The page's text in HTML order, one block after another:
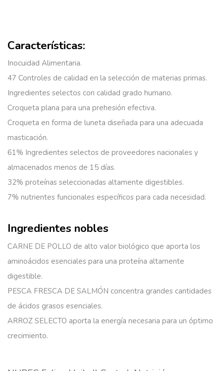
Características:
Inocuidad Alimentaria.
47 Controles de calidad en la selección de materias primas.
Ingredientes selectos con calidad grado humano.
Croqueta plana para una prehesión efectiva.
Croqueta en forma de luneta diseñada para una adecuada
masticación.
61% Ingredientes selectos de proveedores nacionales y
almacenados menos de 15 días.
32% proteínas seleccionadas altamente digestibles.
7% nutrientes funcionales específicos para cada necesidad.
Ingredientes nobles
CARNE DE POLLO de alto valor biológico que aporta los
aminoácidos esenciales para una proteína altamente
digestible.
PESCA FRESCA DE SALMÓN concentra grandes cantidades
de ácidos grasos esenciales.
ARROZ SELECTO aporta la energía necesaria para un óptimo
crecimiento.